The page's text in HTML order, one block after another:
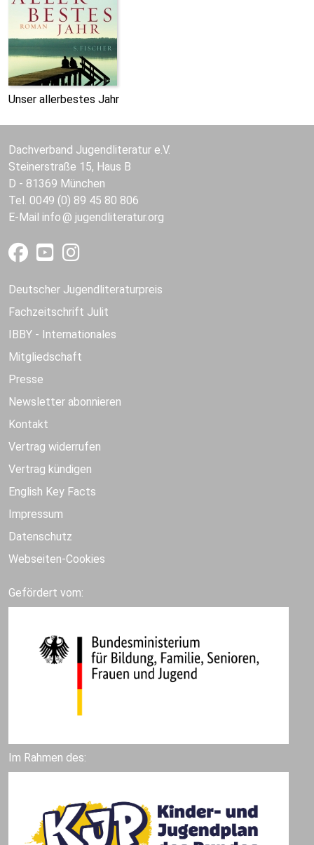
Unser allerbestes Jahr
Dachverband Jugendliteratur e.V.
Steinerstraße 15, Haus B
D - 81369 München
Tel. 0049 (0) 89 45 80 806
E-Mail info jugendliteratur.org
Deutscher Jugendliteraturpreis
Fachzeitschrift Julit
IBBY - Internationales
Mitgliedschaft
Presse
Newsletter abonnieren
Kontakt
Vertrag widerrufen
Vertrag kündigen
English Key Facts
Impressum
Datenschutz
Webseiten-Cookies
Gefördert vom:
Im Rahmen des: